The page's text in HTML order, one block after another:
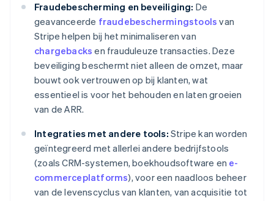
Fraudebescherming en beveiliging: De
geavanceerde fraudebeschermingstools van
Stripe helpen bij het minimaliseren van
chargebacks en frauduleuze transacties. Deze
beveiliging beschermt niet alleen de omzet, maar
bouwt ook vertrouwen op bij klanten, wat
essentieel is voor het behouden en laten groeien
van de ARR.
Integraties met andere tools: Stripe kan worden
geïntegreerd met allerlei andere bedrijfstools
(zoals CRM-systemen, boekhoudsoftware en e-
commerceplatforms), voor een naadloos beheer
van de levenscyclus van klanten, van acquisitie tot